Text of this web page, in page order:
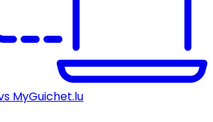
MyGuichet.lu